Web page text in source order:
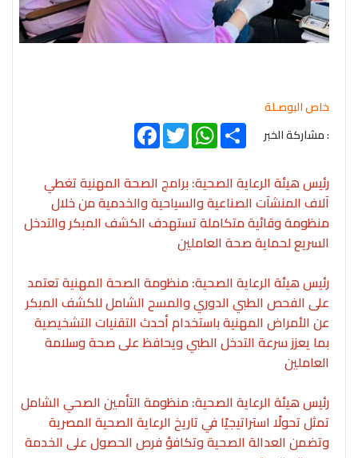
خاص البوصـلة
: مشاركة الخبر
FacebookTwitter
WhatsAppShare
رئيس هيئة الرعاية الصحية: برامج الصحة المهنية تغطي
آلاف المنشآت الصناعية والسياحية والخدمية من خلال
منظومة وقائية متكاملة تستهدف الكشف المبكر والتدخل
السريع لحماية صحة العاملين
رئيس هيئة الرعاية الصحية: منظومة الصحة المهنية تعتمد
على الفحص الطبي الدوري والمسح الشامل للكشف المبكر
عن الأمراض المهنية باستخدام أحدث التقنيات التشخيصية
بما يعزز سرعة التدخل الطبي ويحافظ على صحة وسلامة
العاملين
رئيس هيئة الرعاية الصحية: منظومة التأمين الصحي الشامل
تمثل تحولًا استراتيجيًا في تاريخ الرعاية الصحية المصرية
وتضمن العدالة الصحية وتكافؤ فرص الحصول على الخدمة